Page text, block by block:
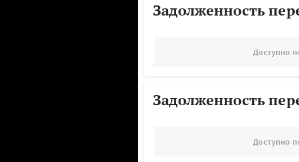
Задолженность
Доступно
Задолженность
Доступно